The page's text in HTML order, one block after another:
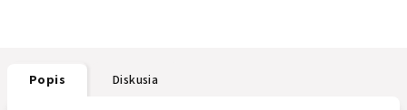
Popis Diskusia